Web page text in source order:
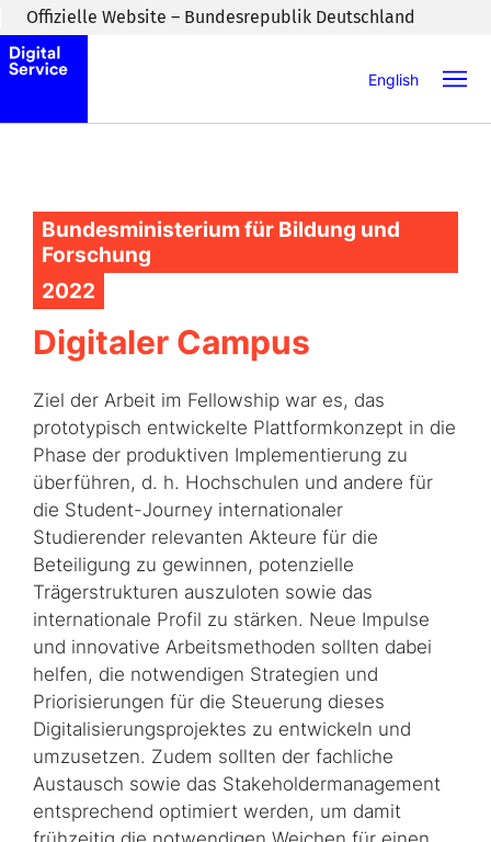
Zum Inhaltsbereich wechseln
Offizielle Website – Bundesrepublik Deutschland
English
Bundesministerium für Bildung und
Forschung
2022
Digitaler Campus
Ziel der Arbeit im Fellowship war es, das
prototypisch entwickelte Plattformkonzept in die
Phase der produktiven Implementierung zu
überführen, d. h. Hochschulen und andere für
die Student-Journey internationaler
Studierender relevanten Akteure für die
Beteiligung zu gewinnen, potenzielle
Trägerstrukturen auszuloten sowie das
internationale Profil zu stärken. Neue Impulse
und innovative Arbeitsmethoden sollten dabei
helfen, die notwendigen Strategien und
Priorisierungen für die Steuerung dieses
Digitalisierungsprojektes zu entwickeln und
umzusetzen. Zudem sollten der fachliche
Austausch sowie das Stakeholdermanagement
entsprechend optimiert werden, um damit